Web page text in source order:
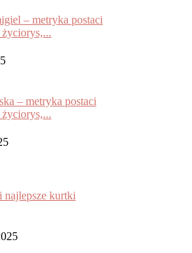
– metryka postaci
– metryka postaci
najlepsze kurtki